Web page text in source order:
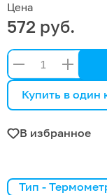
Цена
572 руб.
Купить в один
В избранное
Тип -